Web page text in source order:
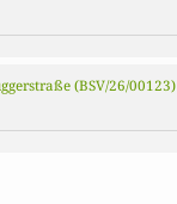
(BSV/26/00123)